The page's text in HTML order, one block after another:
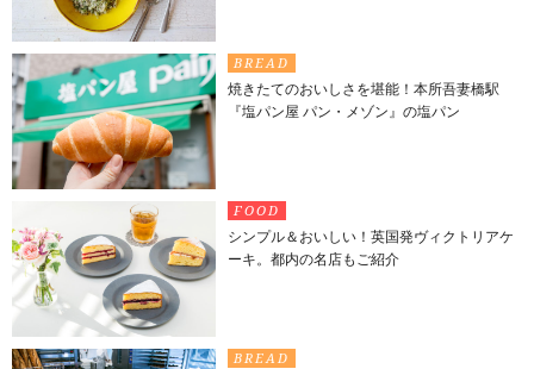
BREAD
焼きたてのおいしさを堪能！本所吾妻橋駅
『塩パン屋 パン・メゾン』の塩パン
FOOD
シンプル＆おいしい！英国発ヴィクトリアケ
ーキ。都内の名店もご紹介
BREAD